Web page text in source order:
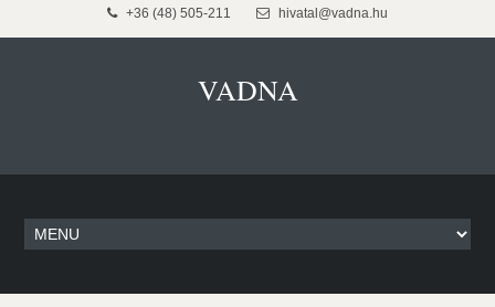
+36 (48) 505-211 hivatal@vadna.hu
VADNA